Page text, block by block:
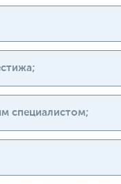
специалистом;